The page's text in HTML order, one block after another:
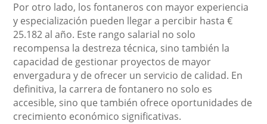
Por otro lado, los fontaneros con mayor experiencia
y especialización pueden llegar a percibir hasta €
25.182 al año. Este rango salarial no solo
recompensa la destreza técnica, sino también la
capacidad de gestionar proyectos de mayor
envergadura y de ofrecer un servicio de calidad. En
definitiva, la carrera de fontanero no solo es
accesible, sino que también ofrece oportunidades de
crecimiento económico significativas.